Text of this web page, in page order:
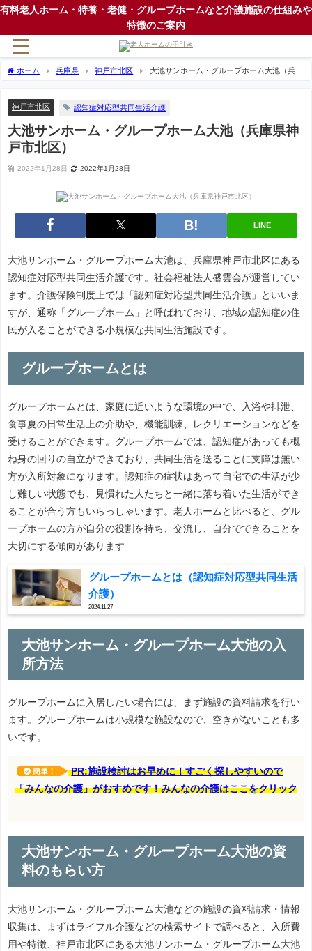
有料老人ホーム・特養・老健・グループホームなど介護施設の仕組みや
特徴のご案内
ホーム 兵庫県 神戸市北区
大池サンホーム・グループホーム大池（兵庫
神戸市北区 認知症対応型共同生活介護
大池サンホーム・グループホーム大池（兵庫県神
戸市北区）
2022年1月28日 2022年1月28日
LINE
大池サンホーム・グループホーム大池は、兵庫県神戸市北区にある
認知症対応型共同生活介護です。社会福祉法人盛雲会が運営してい
ます。介護保険制度上では「認知症対応型共同生活介護」といいま
すが、通称「グループホーム」と呼ばれており、地域の認知症の住
民が入ることができる小規模な共同生活施設です。
グループホームとは
グループホームとは、家庭に近いような環境の中で、入浴や排泄、
食事夏の日常生活上の介助や、機能訓練、レクリエーションなどを
受けることができます。グループホームでは、認知症があっても概
ね身の回りの自立ができており、共同生活を送ることに支障は無い
方が入所対象になります。認知症の症状はあって自宅での生活が少
し難しい状態でも、見慣れた人たちと一緒に落ち着いた生活ができ
ることが合う方もいらっしゃいます。老人ホームと比べると、グル
ープホームの方が自分の役割を持ち、交流し、自分でできることを
大切にする傾向があります
グループホームとは（認知症対応型共同生活
介護）
2024.11.27
大池サンホーム・グループホーム大池の入
所方法
グループホームに入居したい場合には、まず施設の資料請求を行い
ます。グループホームは小規模な施設なので、空きがないことも多
いです。
簡単！
PR:施設検討はお早めに！すごく探しやすいので
「みんなの介護」がおすめです！みんなの介護はここをクリック
大池サンホーム・グループホーム大池の資
料のもらい方
大池サンホーム・グループホーム大池などの施設の資料請求・情報
収集は、まずはライフル介護などの検索サイトで調べると、入所費
用や特徴、神戸市北区にある大池サンホーム・グループホーム大池